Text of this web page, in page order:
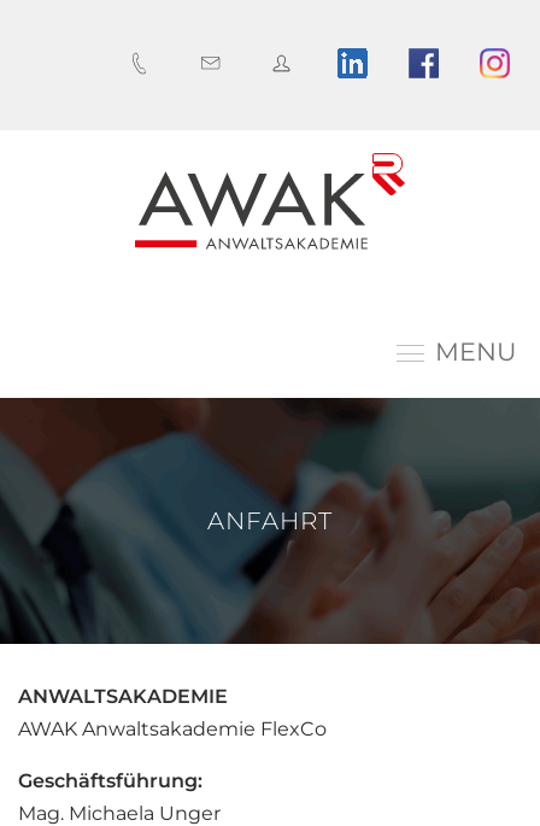
MENU
ANFAHRT
ANWALTSAKADEMIE
AWAK Anwaltsakademie FlexCo
Geschäftsführung:
Mag. Michaela Unger